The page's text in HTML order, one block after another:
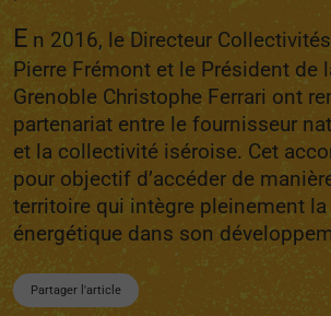
E n 2016, le Directeur Collectivités
Pierre Frémont et le Président de
Grenoble Christophe Ferrari ont
partenariat entre le fournisseur
et la collectivité iséroise. Cet
pour objectif d’accéder de
territoire qui intègre pleinement
énergétique dans son
Partager l'article